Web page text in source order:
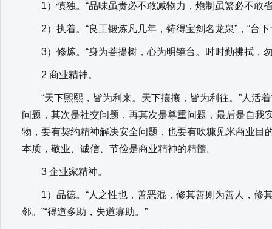
1）慎独。“品味虽贵必不敢减物力，炮制虽繁必不敢省
2）执着。“良工锻炼凡几年，铸得宝剑名龙泉”，“台下
3）修炼。“身为菩提树，心为明镜台。时时勤拂拭，勿
2 商业精神。
“天下熙熙，皆为利来。天下攘攘，皆为利往。”人活
问题，其次是社交问题，再其次是尊重问题，最后是自我
物，要有契约精神解决安全问题，也要有吹糠见米商业目
本质，敬业、诚信、节俭是商业精神的精髓。
3 企业家精神。
1）品德。“人之性也，善恶混，修其善则为善人，修其
邻。”“得道多助，失道寡助。”